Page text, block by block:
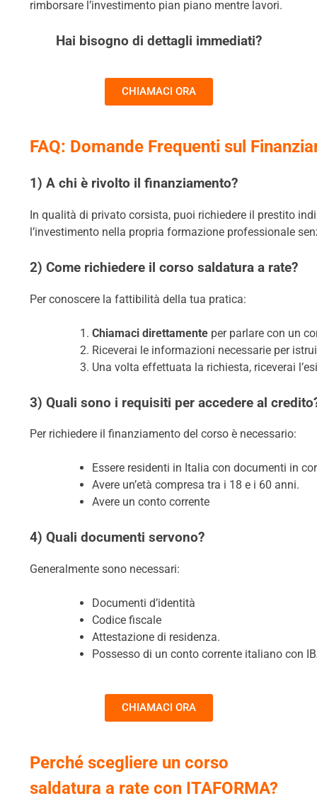
rimborsare l’investimento pian piano mentre lavori.
Hai bisogno di dettagli immediati?
CHIAMACI ORA
FAQ: Domande Frequenti sul
1) A chi è rivolto il finanziamento?
In qualità di privato corsista, puoi richiedere il prestito
l’investimento nella propria formazione professionale
2) Come richiedere il corso saldatura a rate?
Per conoscere la fattibilità della tua pratica:
Chiamaci direttamente per parlare con un
Riceverai le informazioni necessarie per
Una volta effettuata la richiesta, riceverai
3) Quali sono i requisiti per accedere al
Per richiedere il finanziamento del corso è necessario:
Essere residenti in Italia con documenti in
Avere un’età compresa tra i 18 e i 60 anni.
Avere un conto corrente
4) Quali documenti servono?
Generalmente sono necessari:
Documenti d’identità
Codice fiscale
Attestazione di residenza.
Possesso di un conto corrente italiano con
CHIAMACI ORA
Perché scegliere un corso
saldatura a rate con ITAFORMA?